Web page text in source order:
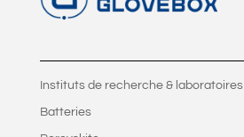
Instituts de recherche & laboratoires
Batteries